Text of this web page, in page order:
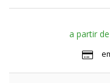
a partir de